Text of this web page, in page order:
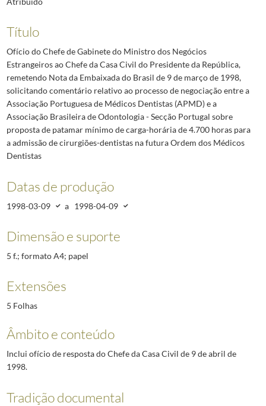
Título
Ofício do Chefe de Gabinete do Ministro dos Negócios
Estrangeiros ao Chefe da Casa Civil do Presidente da República,
remetendo Nota da Embaixada do Brasil de 9 de março de 1998,
solicitando comentário relativo ao processo de negociação entre a
Associação Portuguesa de Médicos Dentistas (APMD) e a
Associação Brasileira de Odontologia - Secção Portugal sobre
proposta de patamar mínimo de carga-horária de 4.700 horas para
a admissão de cirurgiões-dentistas na futura Ordem dos Médicos
Dentistas
Datas de produção
1998-03-09 a 1998-04-09
Dimensão e suporte
5 f.; formato A4; papel
Extensões
5 Folhas
Âmbito e conteúdo
Inclui ofício de resposta do Chefe da Casa Civil de 9 de abril de
1998.
Tradição documental